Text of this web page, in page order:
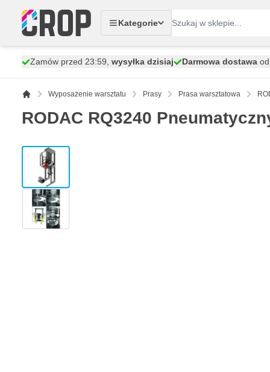
Kategorie
Zamów przed 23:59, wysyłka dzisiaj Darmowa dostawa
Wyposażenie warsztatu Prasy Prasa warsztatowa
RODAC RQ3240
View larger image
View larger image